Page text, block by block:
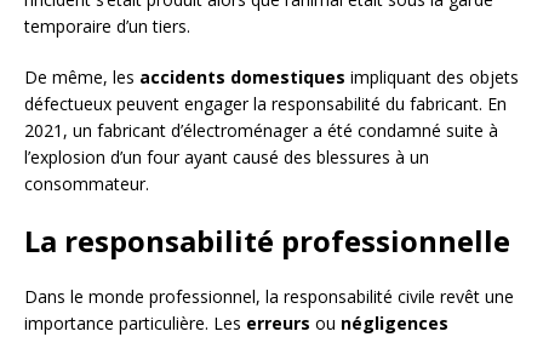
temporaire d’un tiers.
De même, les accidents domestiques impliquant des objets
défectueux peuvent engager la responsabilité du fabricant. En
2021, un fabricant d’électroménager a été condamné suite à
l’explosion d’un four ayant causé des blessures à un
consommateur.
La responsabilité professionnelle
Dans le monde professionnel, la responsabilité civile revêt une
importance particulière. Les erreurs ou négligences